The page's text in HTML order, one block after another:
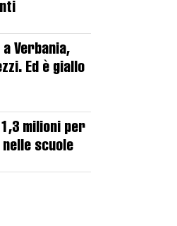
Verbania,
Ed è giallo
milioni per
scuole